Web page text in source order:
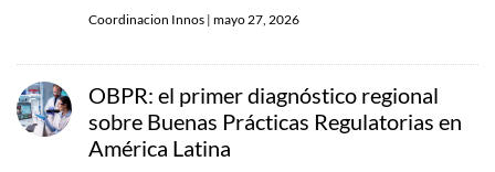
Coordinacion Innos | mayo 27, 2026
OBPR: el primer diagnóstico regional
sobre Buenas Prácticas Regulatorias en
América Latina